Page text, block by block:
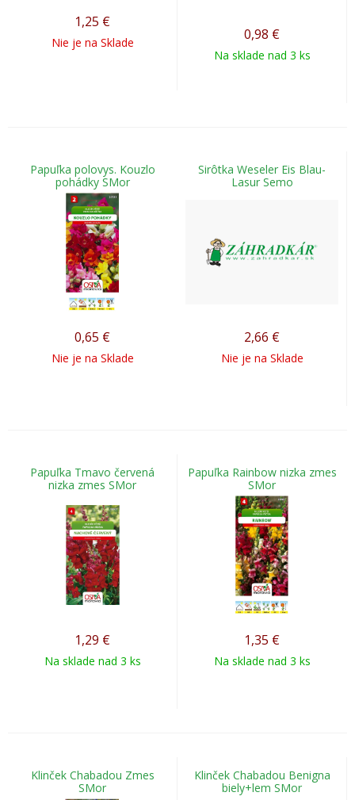
1,25 €
Nie je na Sklade 0,98 €
Na sklade nad 3 ks
Papuľka polovys. Kouzlo
pohádky SMor
0,65 €
Nie je na Sklade
Sirôtka Weseler Eis Blau-
Lasur Semo
2,66 €
Nie je na Sklade
Papuľka Tmavo červená
nizka zmes SMor
1,29 €
Na sklade nad 3 ks
Papuľka Rainbow nizka zmes
SMor
1,35 €
Na sklade nad 3 ks
Klinček Chabadou Zmes
SMor
Klinček Chabadou Benigna
biely+lem SMor